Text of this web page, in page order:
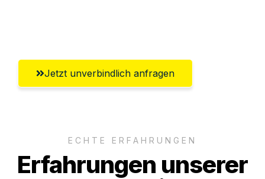
Jetzt unverbindlich anfragen
ECHTE ERFAHRUNGEN
Erfahrungen unserer